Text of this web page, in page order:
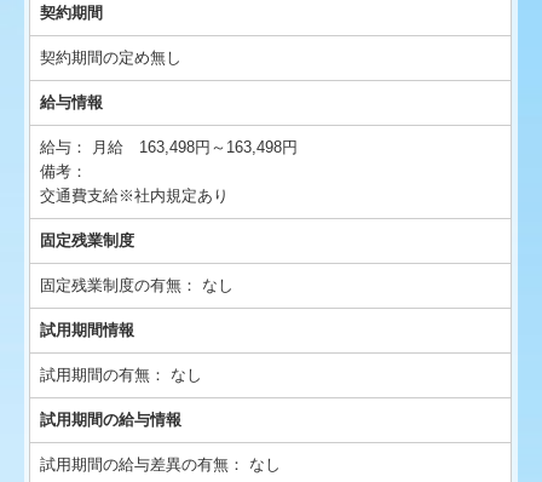
契約期間
契約期間の定め無し
給与情報
給与：
月給 163,498円～163,498円
備考：
交通費支給※社内規定あり
固定残業制度
固定残業制度の有無： なし
試用期間情報
試用期間の有無： なし
試用期間の給与情報
試用期間の給与差異の有無： なし